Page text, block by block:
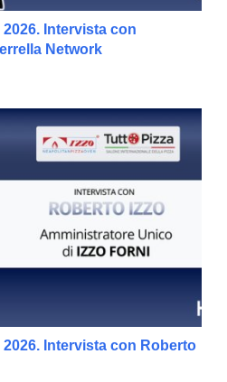
Intervista con
Network
2026. Intervista con Roberto